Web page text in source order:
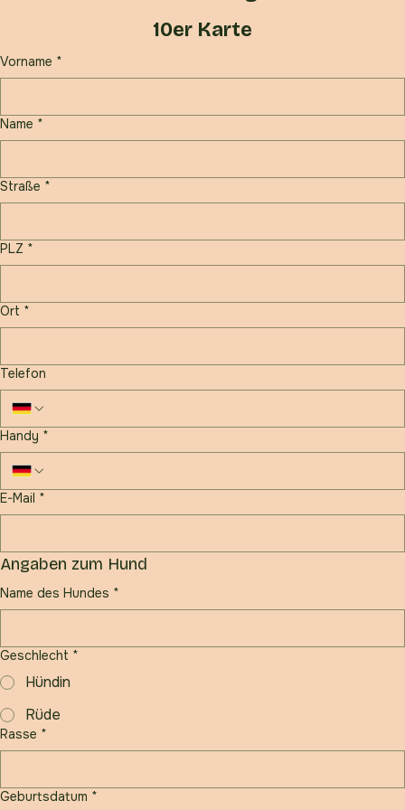
Anmeldung
Vorname *
Name *
Straße *
PLZ *
Ort *
Telefon
Handy *
E-Mail *
Name des Hundes *
Geschlecht
Rüde
Rasse *